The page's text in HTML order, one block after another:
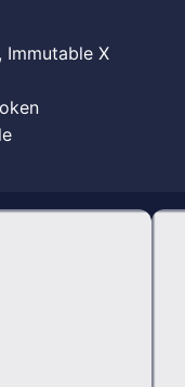
Immutable X